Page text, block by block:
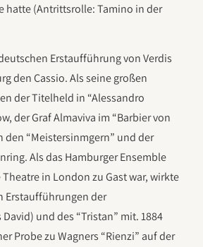
hatte (Antrittsrolle: Tamino in der
Erstaufführung von Verdis
den Cassio. Als seine großen
der Titelheld in “Alessandro
der Graf Almaviva im “Barbier von
den “Meistersinmgern” und der
Als das Hamburger Ensemble
Theatre in London zu Gast war, wirkte
Erstaufführungen der
und des “Tristan” mit. 1884
Probe zu Wagners “Rienzi” auf der